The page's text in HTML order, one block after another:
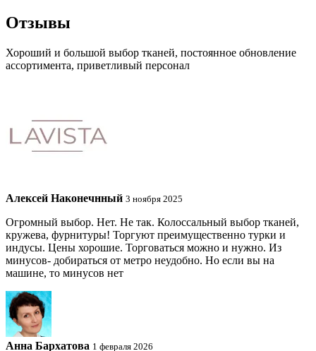
Отзывы
Хороший и большой выбор тканей, постоянное обновление
ассортимента, приветливый персонал
Алексей Наконечнный 3 ноября 2025
Огромный выбор. Нет. Не так. Колоссальный выбор тканей,
кружева, фурнитуры! Торгуют преимущественно турки и
индусы. Цены хорошие. Торговаться можно и нужно. Из
минусов- добираться от метро неудобно. Но если вы на
машине, то минусов нет
Анна Бархатова 1 февраля 2026